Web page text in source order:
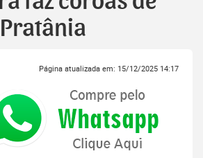
Página atualizada em: 15/12/2025 14:17